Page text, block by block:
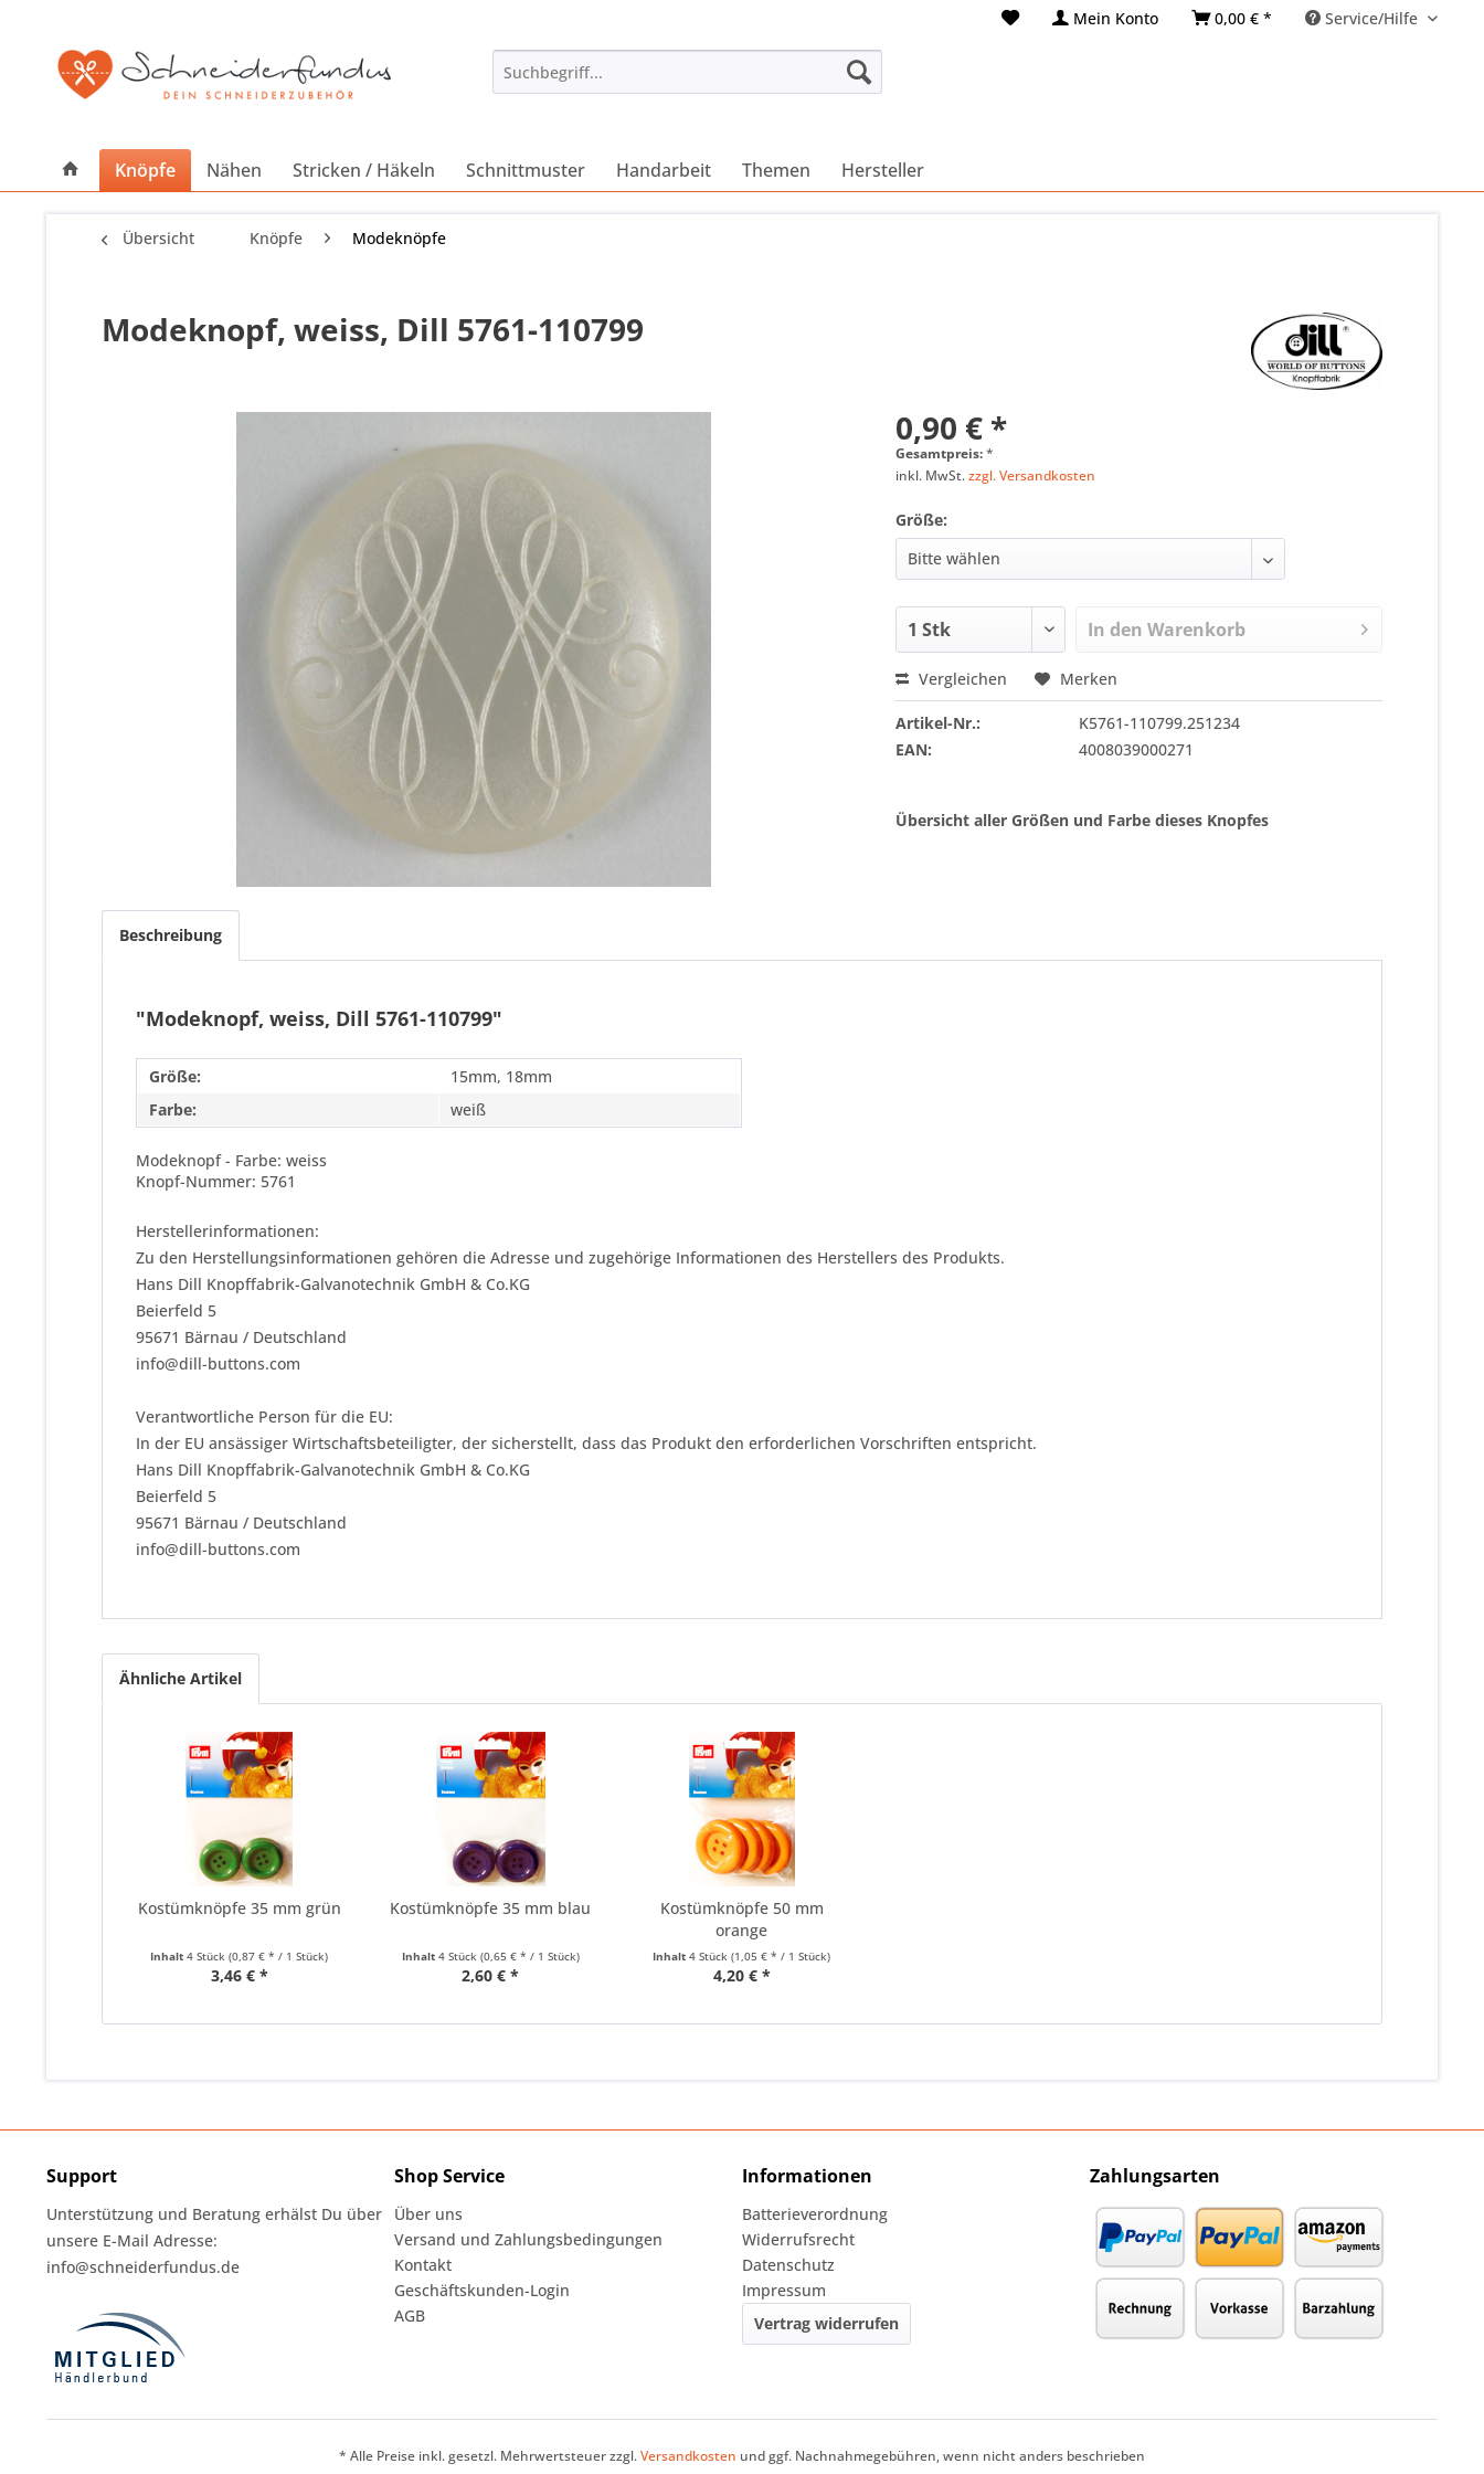
Mein Konto 0,00 € * Service/Hilfe
Knöpfe Nähen Stricken / Häkeln Schnittmuster Handarbeit Themen Hersteller
Übersicht Knöpfe Modeknöpfe
Modeknopf, weiss, Dill 5761-110799
0,90 € *
Gesamtpreis:*
inkl. MwSt.zzgl. Versandkosten
Größe:
In den Warenkorb
Vergleichen Merken
Artikel-Nr.:
K5761-110799.251234
EAN:
4008039000271
Übersicht aller Größen und Farbe dieses Knopfes
Beschreibung
"Modeknopf, weiss, Dill 5761-110799"
Größe:
15mm, 18mm
Farbe:
weiß
Modeknopf - Farbe: weiss
Knopf-Nummer: 5761
Herstellerinformationen:
Zu den Herstellungsinformationen gehören die Adresse und zugehörige Informationen des Herstellers des Produkts.
Hans Dill Knopffabrik-Galvanotechnik GmbH & Co.KG
Beierfeld 5
95671 Bärnau / Deutschland
info@dill-buttons.com
Verantwortliche Person für die EU:
In der EU ansässiger Wirtschaftsbeteiligter, der sicherstellt, dass das Produkt den erforderlichen Vorschriften entspricht.
Hans Dill Knopffabrik-Galvanotechnik GmbH & Co.KG
Beierfeld 5
95671 Bärnau / Deutschland
info@dill-buttons.com
Ähnliche Artikel
Kostümknöpfe 35 mm grün
Inhalt4 Stück(0,87 € * / 1 Stück)
3,46 € *
Kostümknöpfe 35 mm blau
Inhalt 4 Stück (0,65 € * / 1 Stück)
2,60 € *
Kostümknöpfe 50 mm
orange
Inhalt4 Stück(1,05 € * / 1 Stück)
4,20 € *
Support
Unterstützung und Beratung erhälst Du über
unsere E-Mail Adresse:
info@schneiderfundus.de
Shop Service
Über uns
Versand und Zahlungsbedingungen
Kontakt
Geschäftskunden-Login
AGB
Informationen
Batterieverordnung
Widerrufsrecht
Datenschutz
Impressum
Vertrag widerrufen
Zahlungsarten
* Alle Preise inkl. gesetzl. Mehrwertsteuer zzgl.Versandkosten und ggf. Nachnahmegebühren, wenn nicht anders beschrieben